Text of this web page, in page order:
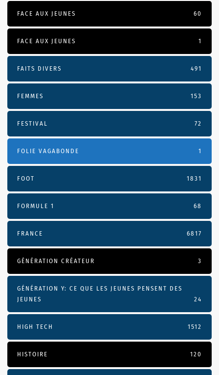
FACE AUX JEUNES 60
FACE AUX JEUNES 1
FAITS DIVERS 491
FEMMES 153
FESTIVAL 72
FOLIE VAGABONDE 1
FOOT 1831
FORMULE 1 68
FRANCE 6817
GÉNÉRATION CRÉATEUR 3
GÉNÉRATION Y: CE QUE LES JEUNES PENSENT DES
JEUNES
24
HIGH TECH 1512
HISTOIRE 120